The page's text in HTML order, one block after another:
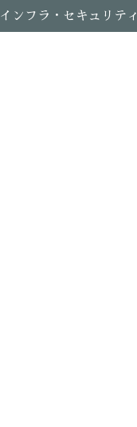
インフラ・セキュリティ